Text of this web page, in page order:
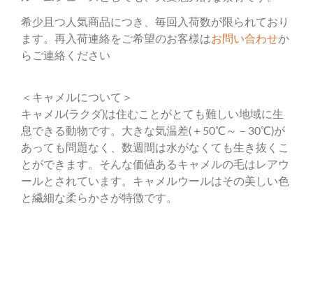
希少且つ人気商品につき、毎回入荷数が限られており
ます。再入荷連絡をご希望のお客様はお問い合わせか
らご連絡ください
＜キャメルについて＞
キャメル(ラクダ)は住むことがとても難しい地域に生
息できる動物です。大きな気温差(＋50℃～－30℃)が
あっても問題なく、数週間は水がなくても生き抜くこ
とができます。そんな価値あるキャメルの毛はレアウ
ールとされています。キャメルウールはその美しい色
と繊細な柔らかさが特徴です。